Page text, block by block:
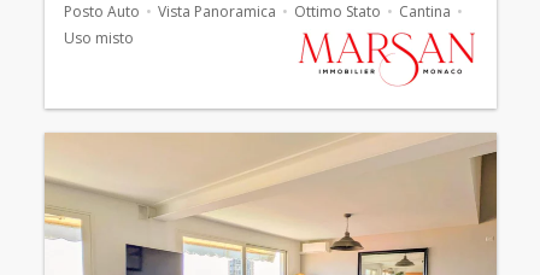
Posto Auto Vista Panoramica Ottimo Stato
Cantina
Uso misto